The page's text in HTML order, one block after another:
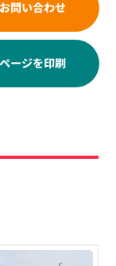
問い合わせ
ージを印刷